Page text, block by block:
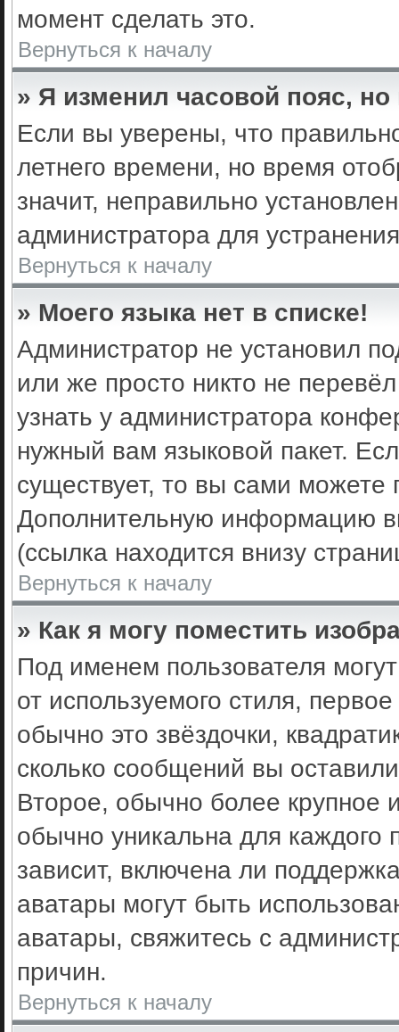
момент сделать это.
Вернуться к началу
» Я изменил часовой пояс,
Если вы уверены, что
летнего времени, но время
значит, неправильно
администратора для
Вернуться к началу
» Моего языка нет в списке!
Администратор не установил
или же просто никто не
узнать у администратора
нужный вам языковой пакет.
существует, то вы сами можете
Дополнительную информацию
(ссылка находится внизу
Вернуться к началу
» Как я могу поместить
Под именем пользователя
от используемого стиля,
обычно это звёздочки,
сколько сообщений вы
Второе, обычно более крупное
обычно уникальна для каждого
зависит, включена ли
аватары могут быть
аватары, свяжитесь с
причин.
Вернуться к началу